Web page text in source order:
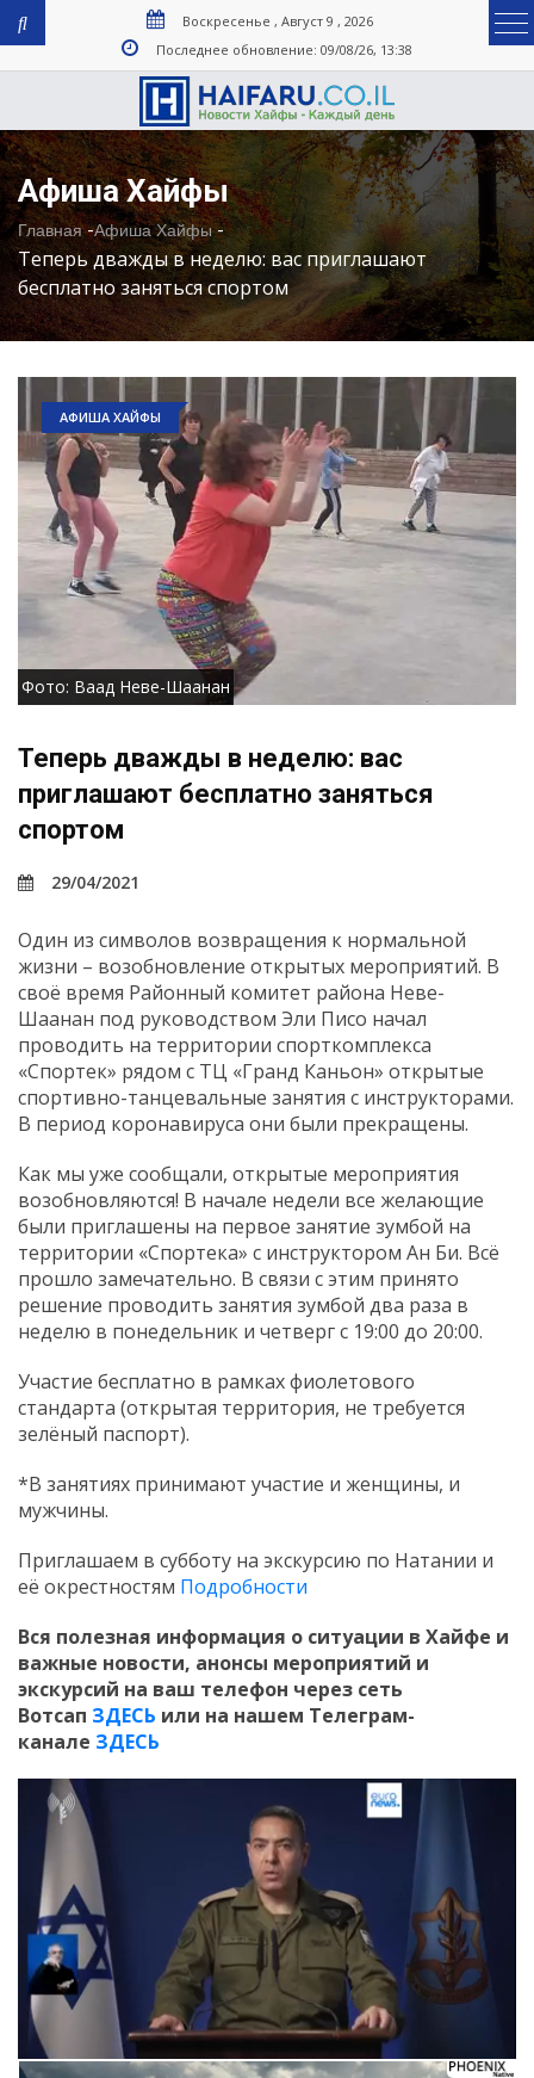
Воскресенье , Август 9 , 2026
Последнее обновление: 09/08/26, 13:38
Афиша Хайфы
Главная-Афиша Хайфы-
Теперь дважды в неделю: вас приглашают
бесплатно заняться спортом
АФИША ХАЙФЫ
Фото: Ваад Неве-Шаанан
Теперь дважды в неделю: вас
приглашают бесплатно заняться
спортом
29/04/2021
Один из символов возвращения к нормальной
жизни – возобновление открытых мероприятий. В
своё время Районный комитет района Неве-
Шаанан под руководством Эли Писо начал
проводить на территории спорткомплекса
«Спортек» рядом с ТЦ «Гранд Каньон» открытые
спортивно-танцевальные занятия с инструкторами.
В период коронавируса они были прекращены.
Как мы уже сообщали, открытые мероприятия
возобновляются! В начале недели все желающие
были приглашены на первое занятие зумбой на
территории «Спортека» с инструктором Ан Би. Всё
прошло замечательно. В связи с этим принято
решение проводить занятия зумбой два раза в
неделю в понедельник и четверг с 19:00 до 20:00.
Участие бесплатно в рамках фиолетового
стандарта (открытая территория, не требуется
зелёный паспорт).
*В занятиях принимают участие и женщины, и
мужчины.
Приглашаем в субботу на экскурсию по Натании и
её окрестностям Подробности
Вся полезная информация о ситуации в Хайфе и
важные новости, анонсы мероприятий и
экскурсий на ваш телефон через сеть
Вотсап ЗДЕСЬ или на нашем Телеграм-
канале ЗДЕСЬ